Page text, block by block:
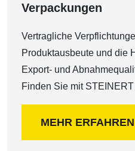
Verpackungen
Vertragliche
Produktausbeute und die
Export- und
Finden Sie mit
MEHR ERFAHREN